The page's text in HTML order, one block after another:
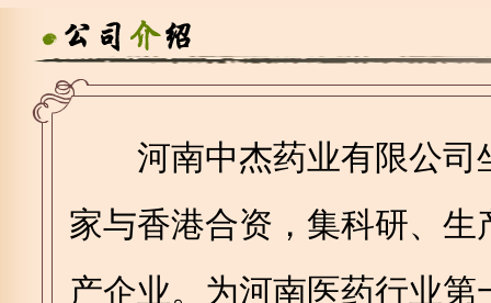
河南中杰药业有限公司
家与香港合资，集科研、
产企业。为河南医药行业